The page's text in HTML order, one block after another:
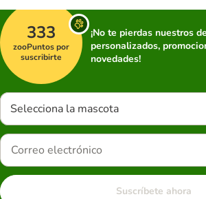
333
zooPuntos por
suscribirte
¡No te pierdas nuestros
personalizados,
novedades!
Selecciona la mascota
Suscríbete ahora